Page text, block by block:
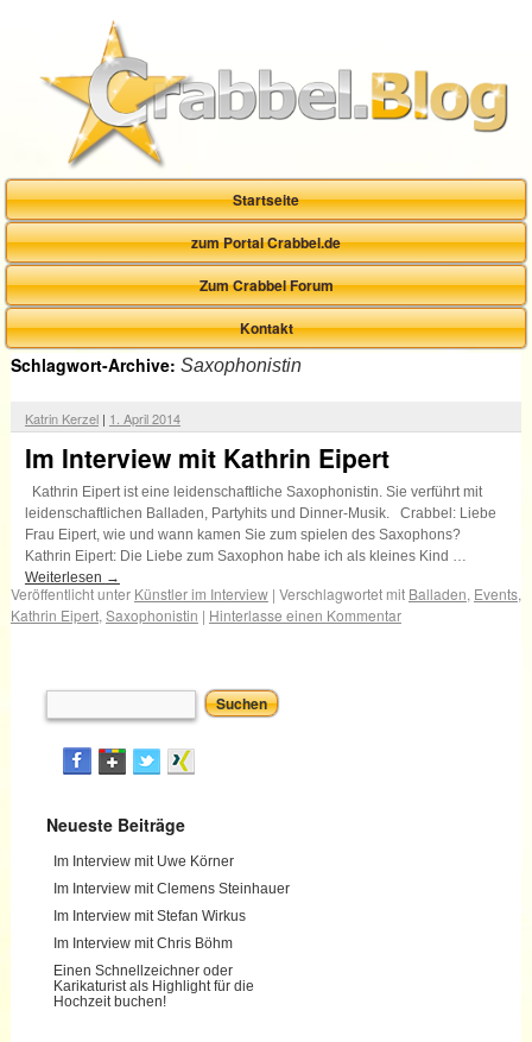
Startseite
zum Portal Crabbel.de
Zum Crabbel Forum
Kontakt
Schlagwort-Archive: Saxophonistin
Katrin Kerzel| 1. April 2014
Im Interview mit Kathrin Eipert
Kathrin Eipert ist eine leidenschaftliche Saxophonistin. Sie verführt mit
leidenschaftlichen Balladen, Partyhits und Dinner-Musik. Crabbel: Liebe
Frau Eipert, wie und wann kamen Sie zum spielen des Saxophons?
Kathrin Eipert: Die Liebe zum Saxophon habe ich als kleines Kind …
Weiterlesen →
Veröffentlicht unter Künstler im Interview | Verschlagwortet mit Balladen, Events,
Kathrin Eipert, Saxophonistin | Hinterlasse einen Kommentar
Neueste Beiträge
Im Interview mit Uwe Körner
Im Interview mit Clemens Steinhauer
Im Interview mit Stefan Wirkus
Im Interview mit Chris Böhm
Einen Schnellzeichner oder
Karikaturist als Highlight für die
Hochzeit buchen!